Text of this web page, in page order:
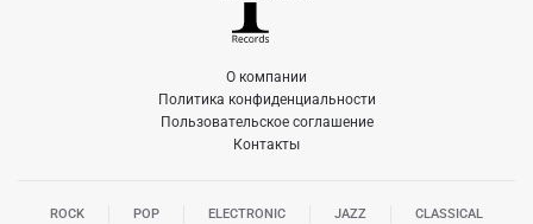
О компании
Политика конфиденциальности
Пользовательское соглашение
Контакты
ROCK POP ELECTRONIC JAZZ CLASSICAL